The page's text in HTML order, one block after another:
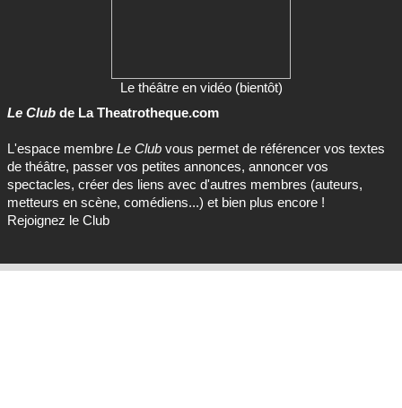
Le théâtre en vidéo (bientôt)
Le Club de La Theatrotheque.com
L'espace membre Le Club vous permet de référencer vos textes
de théâtre, passer vos petites annonces, annoncer vos
spectacles, créer des liens avec d'autres membres (auteurs,
metteurs en scène, comédiens...) et bien plus encore !
Rejoignez le Club